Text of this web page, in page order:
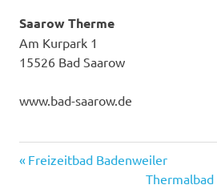
Saarow Therme
Am Kurpark 1
15526 Bad Saarow
www.bad-saarow.de
Post
Previous
Freizeitbad Badenweiler
Next